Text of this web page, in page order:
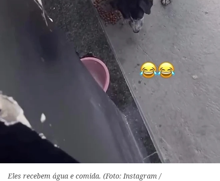
Eles recebem água e comida. (Foto: Instagram /